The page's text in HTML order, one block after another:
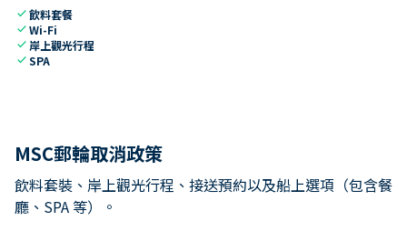
check飲料套餐
checkWi-Fi
check 岸上觀光行程
checkSPA
MSC郵輪取消政策
飲料套裝、岸上觀光行程、接送預約以及船上選項（包含餐
廳、SPA 等）。